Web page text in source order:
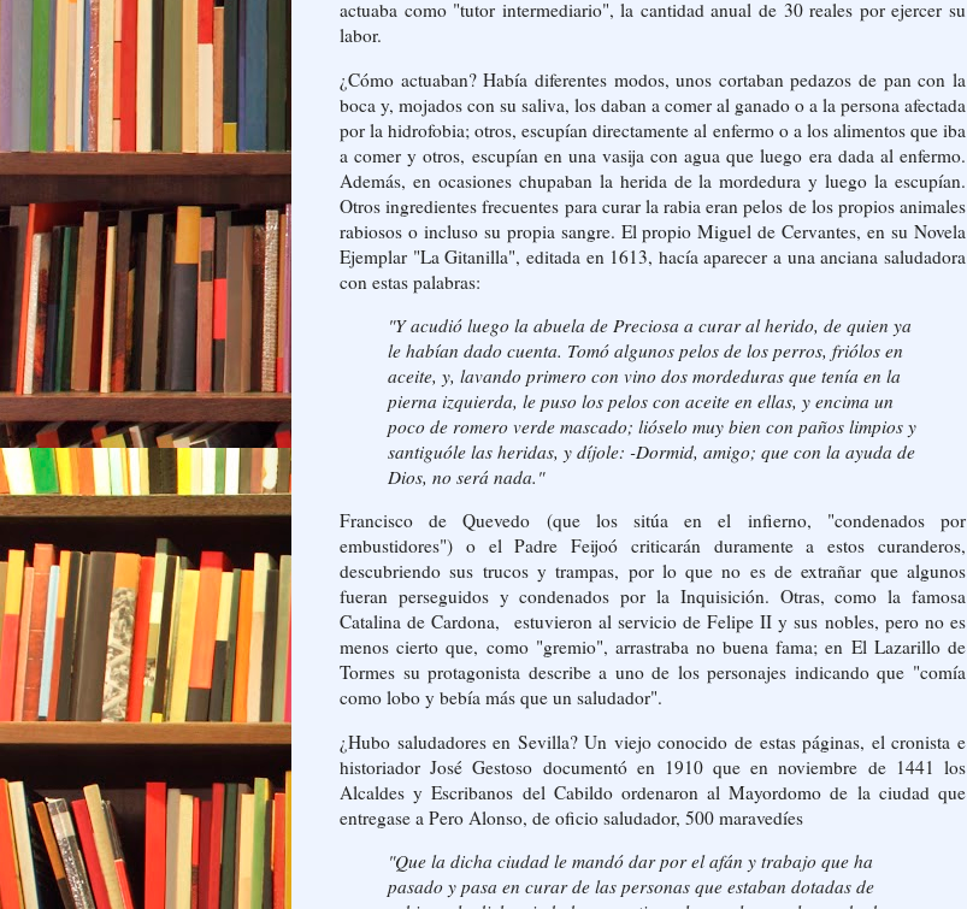
actuaba como "tutor intermediario", la cantidad anual de 30 reales por ejercer su
labor.
¿Cómo actuaban? Había diferentes modos, unos cortaban pedazos de pan con la
boca y, mojados con su saliva, los daban a comer al ganado o a la persona afectada
por la hidrofobia; otros, escupían directamente al enfermo o a los alimentos que iba
a comer y otros, escupían en una vasija con agua que luego era dada al enfermo.
Además, en ocasiones chupaban la herida de la mordedura y luego la escupían.
Otros ingredientes frecuentes para curar la rabia eran pelos de los propios animales
rabiosos o incluso su propia sangre. El propio Miguel de Cervantes, en su Novela
Ejemplar "La Gitanilla", editada en 1613, hacía aparecer a una anciana saludadora
con estas palabras:
"Y acudió luego la abuela de Preciosa a curar al herido, de quien ya
le habían dado cuenta. Tomó algunos pelos de los perros, friólos en
aceite, y, lavando primero con vino dos mordeduras que tenía en la
pierna izquierda, le puso los pelos con aceite en ellas, y encima un
poco de romero verde mascado; lióselo muy bien con paños limpios y
santiguóle las heridas, y díjole: -Dormid, amigo; que con la ayuda de
Dios, no será nada."
Francisco de Quevedo (que los sitúa en el infierno, "condenados por
embustidores") o el Padre Feijoó criticarán duramente a estos curanderos,
descubriendo sus trucos y trampas, por lo que no es de extrañar que algunos
fueran perseguidos y condenados por la Inquisición. Otras, como la famosa
Catalina de Cardona, estuvieron al servicio de Felipe II y sus nobles, pero no es
menos cierto que, como "gremio", arrastraba no buena fama; en El Lazarillo de
Tormes su protagonista describe a uno de los personajes indicando que "comía
como lobo y bebía más que un saludador".
¿Hubo saludadores en Sevilla? Un viejo conocido de estas páginas, el cronista e
historiador José Gestoso documentó en 1910 que en noviembre de 1441 los
Alcaldes y Escribanos del Cabildo ordenaron al Mayordomo de la ciudad que
entregase a Pero Alonso, de oficio saludador, 500 maravedíes
"Que la dicha ciudad le mandó dar por el afán y trabajo que ha
pasado y pasa en curar de las personas que estaban dotadas de